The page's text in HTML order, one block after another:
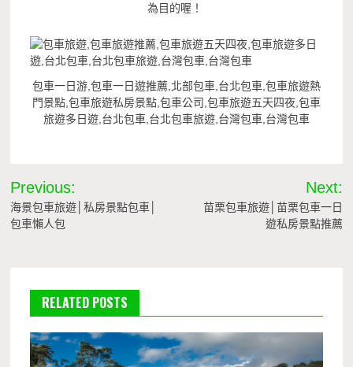
為目的喔！
包車一日游,包車一日遊推薦,北部包車,台北包車,包車旅遊熱
門景點,包車旅遊私房景點,包車公司,包車旅遊五天四夜,包車
旅遊多日遊,台北包車,台北包車旅遊,台灣包車,台灣包車
文
章
Previous:
海景包車旅遊│私房景點包車│
包車懶人包
Next:
苗栗包車旅遊│苗栗包車一日
遊私房景點推薦
RELATED POSTS